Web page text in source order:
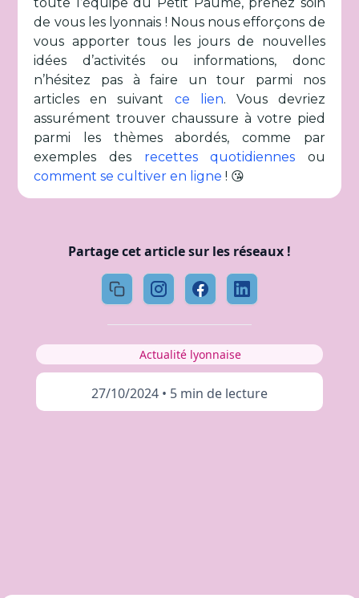
de vous les lyonnais ! Nous nous efforçons de
vous apporter tous les jours de nouvelles
idées d’activités ou informations, donc
n’hésitez pas à faire un tour parmi nos
articles en suivant ce lien. Vous devriez
assurément trouver chaussure à votre pied
parmi les thèmes abordés, comme par
exemples des recettes quotidiennes ou
comment se cultiver en ligne ! 😘
Partage cet article sur les réseaux !
Actualité lyonnaise
27/10/2024 • 5 min de lecture